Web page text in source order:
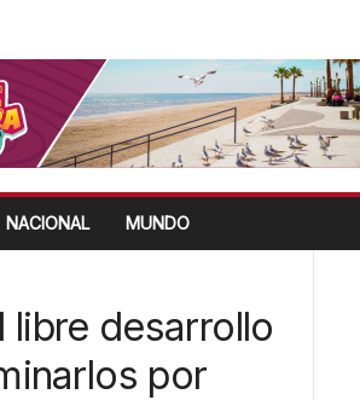
NACIONAL MUNDO
libre desarrollo
por